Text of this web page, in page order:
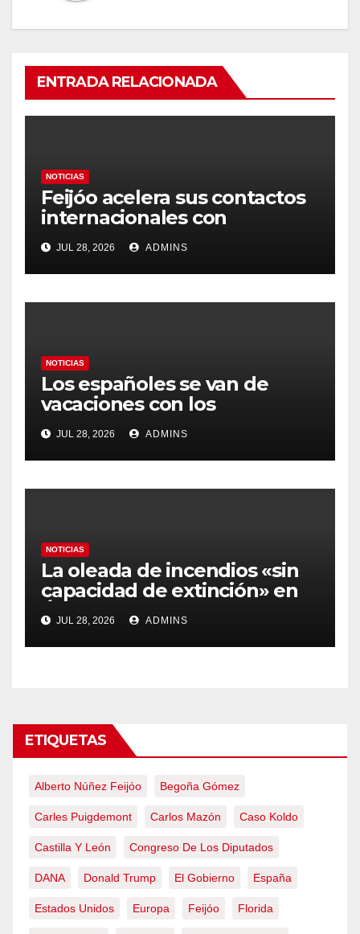
ENTRADA RELACIONADA
NOTICIAS
Feijóo acelera sus contactos
internacionales con
Latinoamérica como socio
prioritario en su agenda de
gobierno
JUL 28, 2026 ADMINS
NOTICIAS
Los españoles se van de
vacaciones con los
carburantes hasta un 21%
más caros que el año pasado
y los hoteles disparados
JUL 28, 2026 ADMINS
NOTICIAS
La oleada de incendios «sin
capacidad de extinción» en
Ávila y al oeste de Madrid
obliga a declarar la
emergencia nacional
JUL 28, 2026 ADMINS
ETIQUETAS
Alberto Núñez Feijóo Begoña Gómez
Carles Puigdemont Carlos Mazón Caso Koldo
Castilla Y León Congreso De Los Diputados
DANA Donald Trump El Gobierno España
Estados Unidos Europa Feijóo Florida